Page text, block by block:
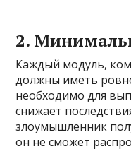
2.
Каждый модуль,
должны иметь
необходимо для
снижает
злоумышленник
он не сможет